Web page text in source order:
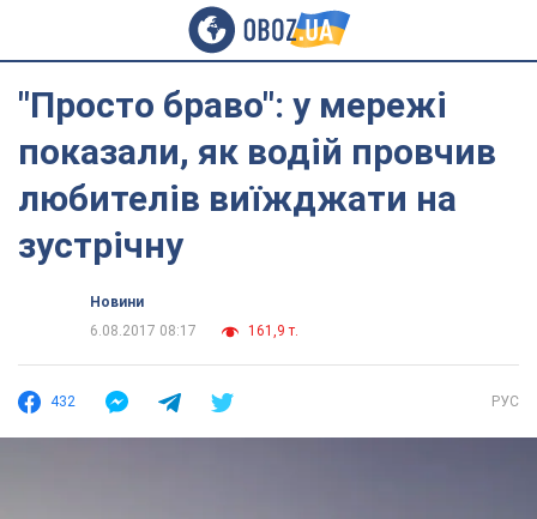
"Просто браво": у мережі
показали, як водій провчив
любителів виїжджати на
зустрічну
Новини
6.08.2017 08:17
161,9 т.
432 РУС